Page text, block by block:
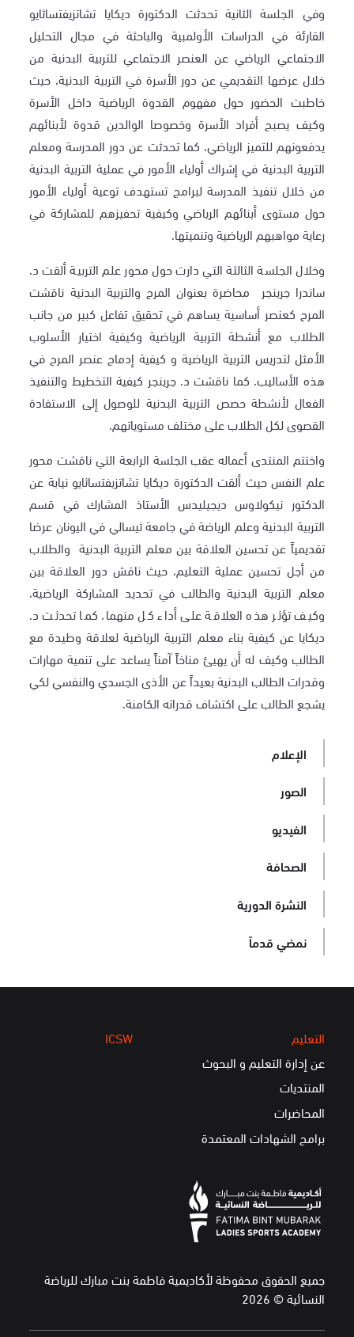
وفي الجلسة الثانية تحدثت الدكتورة ديكايا تشاتزيفتساثايو
القارئة في الدراسات الأولمبية والباحثة في مجال التحليل
الاجتماعي الرياضي عن العنصر الاجتماعي للتربية البدنية من
خلال عرضها التقديمي عن دور الأسرة في التربية البدنية، حيث
خاطبت الحضور حول مفهوم القدوة الرياضية داخل الأسرة
وكيف يصبح أفراد الأسرة وخصوصا الوالدين قدوة لأبنائهم
يدفعونهم للتميز الرياضي، كما تحدثت عن دور المدرسة ومعلم
التربية البدنية في إشراك أولياء الأمور في عملية التربية البدنية
من خلال تنفيذ المدرسة لبرامج تستهدف توعية أولياء الأمور
حول مستوى أبنائهم الرياضي وكيفية تحفيزهم للمشاركة في
رعاية مواهبهم الرياضية وتنميتها.
وخلال الجلسة الثالثة التي دارت حول محور علم التربية ألقت د.
ساندرا جرينجر محاضرة بعنوان المرح والتربية البدنية ناقشت
المرح كعنصر أساسية يساهم في تحقيق تفاعل كبير من جانب
الطلاب مع أنشطة التربية الرياضية وكيفية اختيار الأسلوب
الأمثل لتدريس التربية الرياضية و كيفية إدماج عنصر المرح في
هذه الأساليب. كما ناقشت د. جرينجر كيفية التخطيط والتنفيذ
الفعال لأنشطة حصص التربية البدنية للوصول إلى الاستفادة
القصوى لكل الطلاب على مختلف مستوياتهم.
واختتم المنتدى أعماله عقب الجلسة الرابعة التي ناقشت محور
علم النفس حيث ألقت الدكتورة ديكايا تشاتزيفتساثايو نيابة عن
الدكتور نيكولاوس ديجيليدس الأستاذ المشارك في قسم
التربية البدنية وعلم الرياضة في جامعة ثيسالي في اليونان عرضا
تقديمياً عن تحسين العلاقة بين معلم التربية البدنية والطلاب
من أجل تحسين عملية التعليم، حيث ناقش دور العلاقة بين
معلم التربية البدنية والطالب في تحديد المشاركة الرياضية،
وكيف تؤثر هذه العلاقة على أداء كل منهما، كما تحدثت د.
ديكايا عن كيفية بناء معلم التربية الرياضية لعلاقة وطيدة مع
الطالب وكيف له أن يهيئ مناخاً آمناً يساعد على تنمية مهارات
وقدرات الطالب البدنية بعيداً عن الأذى الجسدي والنفسي لكي
يشجع الطالب على اكتشاف قدراته الكامنة.
الإعلام
الصور
الفيديو
الصحافة
النشرة الدورية
نمضي قدماً
التعليم
عن إدارة التعليم و البحوث
المنتديات
المحاضرات
برامج الشهادات المعتمدة
ICSW
جميع الحقوق محفوظة لأكاديمية فاطمة بنت مبارك للرياضة
النسائية © 2026